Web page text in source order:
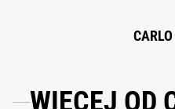
WIĘCEJ OD